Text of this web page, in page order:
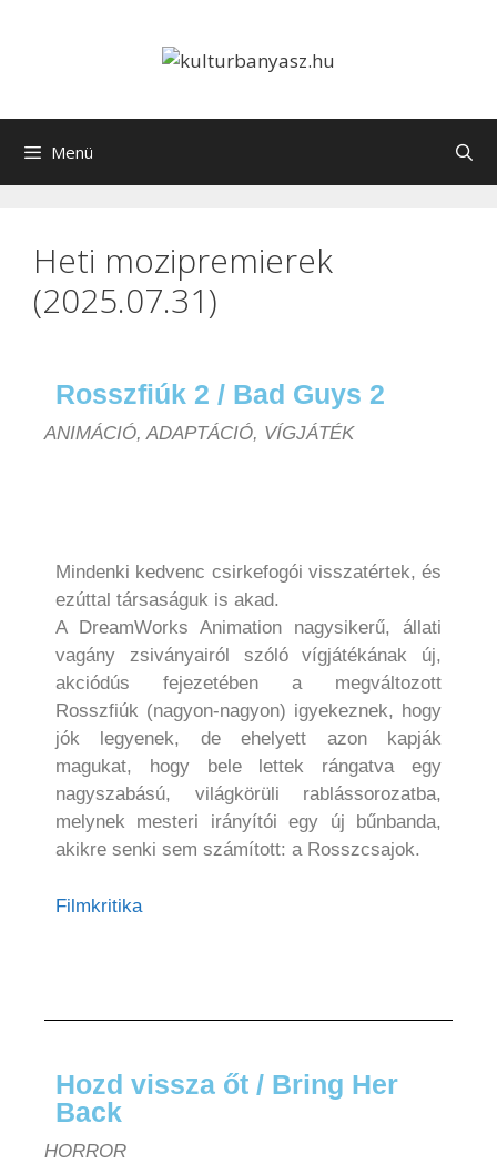
Menü
Heti mozipremierek
(2025.07.31)
Rosszfiúk 2 / Bad Guys 2
ANIMÁCIÓ, ADAPTÁCIÓ, VÍGJÁTÉK
Mindenki kedvenc csirkefogói visszatértek, és
ezúttal társaságuk is akad.
A DreamWorks Animation nagysikerű, állati
vagány zsiványairól szóló vígjátékának új,
akciódús fejezetében a megváltozott
Rosszfiúk (nagyon-nagyon) igyekeznek, hogy
jók legyenek, de ehelyett azon kapják
magukat, hogy bele lettek rángatva egy
nagyszabású, világkörüli rablássorozatba,
melynek mesteri irányítói egy új bűnbanda,
akikre senki sem számított: a Rosszcsajok.
Filmkritika
Hozd vissza őt / Bring Her
Back
HORROR